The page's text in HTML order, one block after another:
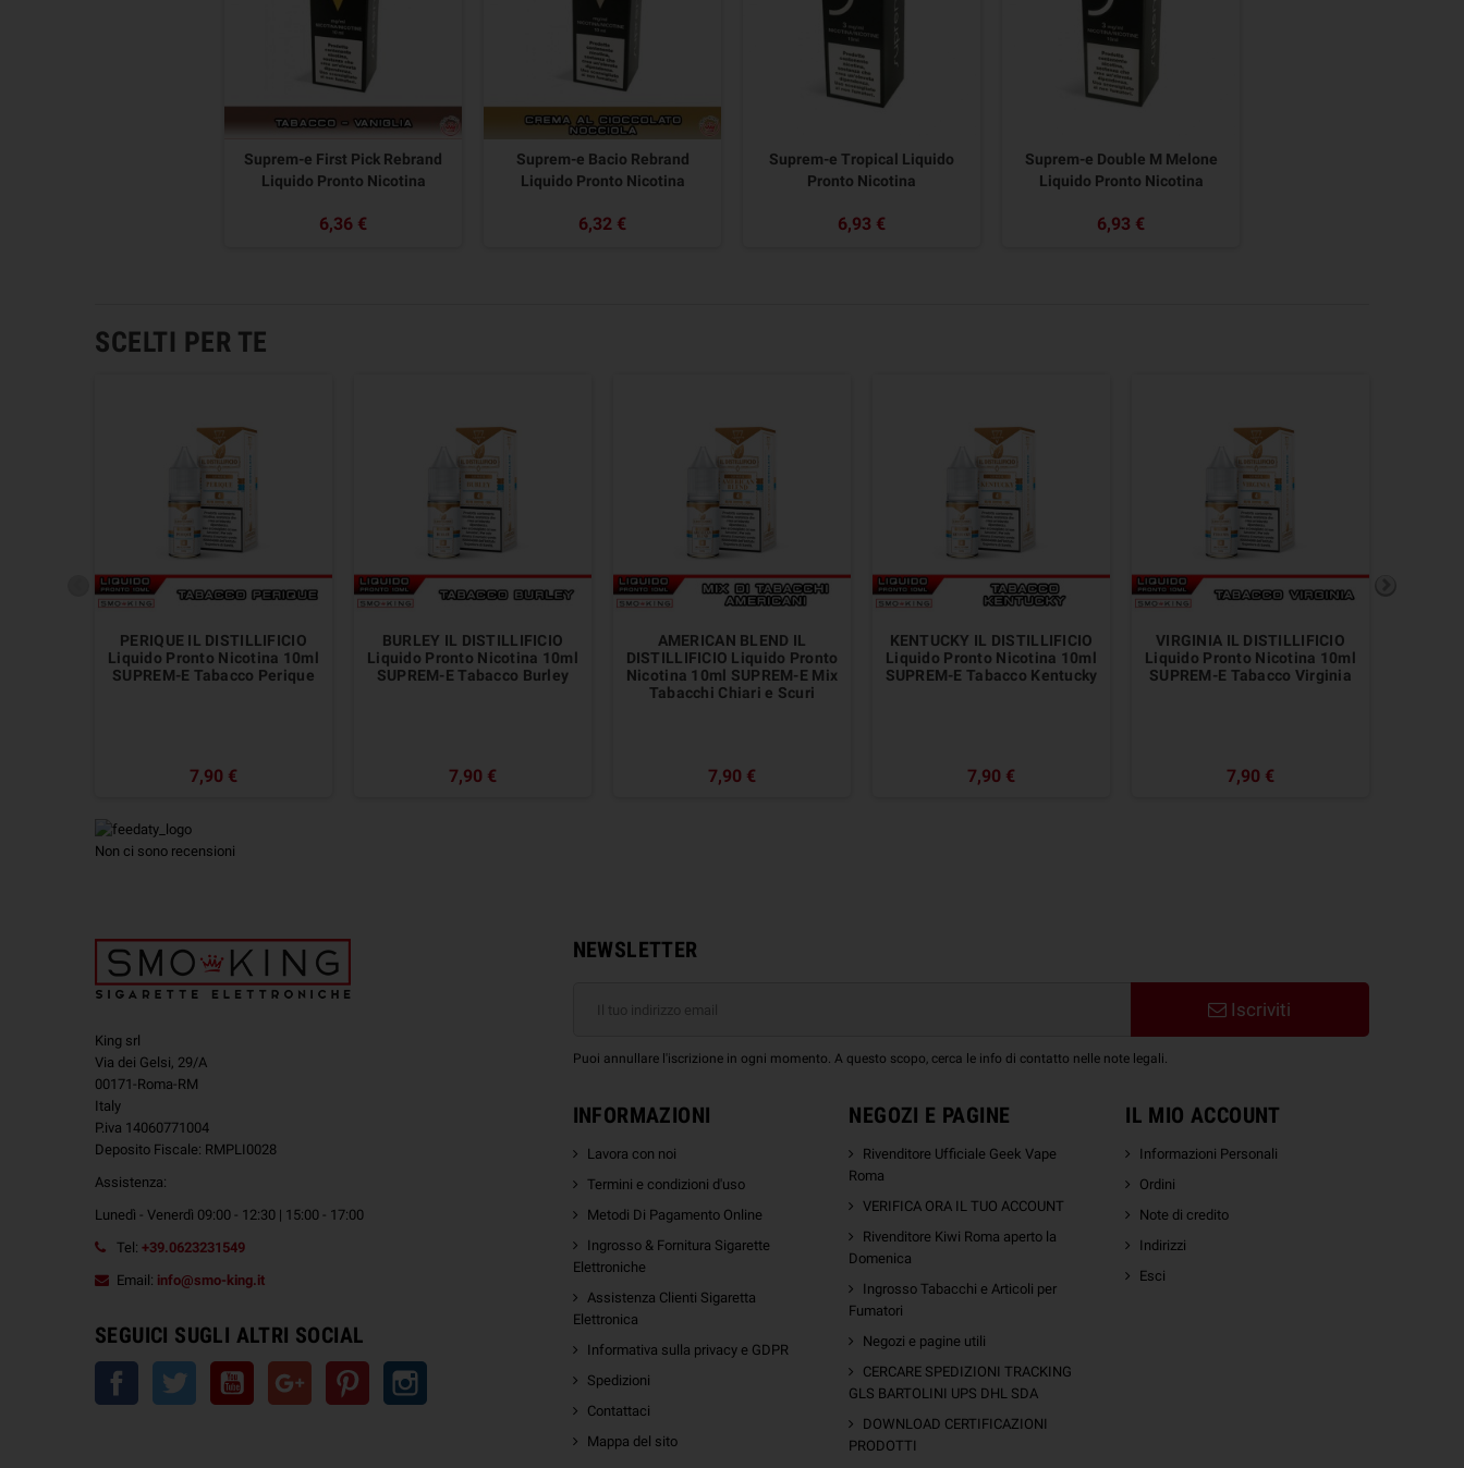
Suprem-e First Pick Rebrand
Liquido Pronto Nicotina
6,36 €
Suprem-e Bacio Rebrand
Liquido Pronto Nicotina
6,32 €
Suprem-e Tropical Liquido
Pronto Nicotina
6,93 €
Suprem-e Double M Melone
Liquido Pronto Nicotina
6,93 €
SCELTI PER TE
PERIQUE IL DISTILLIFICIO
Liquido Pronto Nicotina 10ml
SUPREM-E Tabacco Perique
7,90 €
BURLEY IL DISTILLIFICIO
Liquido Pronto Nicotina 10ml
SUPREM-E Tabacco Burley
7,90 €
AMERICAN BLEND IL
DISTILLIFICIO Liquido Pronto
Nicotina 10ml SUPREM-E Mix
Tabacchi Chiari e Scuri
7,90 €
KENTUCKY IL DISTILLIFICIO
Liquido Pronto Nicotina 10ml
SUPREM-E Tabacco Kentucky
7,90 €
VIRGINIA IL DISTILLIFICIO
Liquido Pronto Nicotina 10ml
SUPREM-E Tabacco Virginia
7,90 €
Non ci sono recensioni
King srl
Via dei Gelsi, 29/A
00171-Roma-RM
Italy
P.iva 14060771004
Deposito Fiscale: RMPLI0028
Assistenza:
Lunedì - Venerdì 09:00 - 12:30 | 15:00 - 17:00
Tel: +39.0623231549
Email: info@smo-king.it
SEGUICI SUGLI ALTRI SOCIAL
Facebook Twitter YouTube Google+ Pinterest
NEWSLETTER
Iscriviti
Puoi annullare l'iscrizione in ogni momento. A questo scopo, cerca le info di contatto nelle note legali.
INFORMAZIONI
Lavora con noi
Termini e condizioni d'uso
Metodi Di Pagamento Online
Ingrosso & Fornitura Sigarette
Elettroniche
Assistenza Clienti Sigaretta
Elettronica
Informativa sulla privacy e GDPR
Spedizioni
Contattaci
Mappa del sito
NEGOZI E PAGINE
Rivenditore Ufficiale Geek Vape
Roma
VERIFICA ORA IL TUO ACCOUNT
Rivenditore Kiwi Roma aperto la
Domenica
Ingrosso Tabacchi e Articoli per
Fumatori
Negozi e pagine utili
CERCARE SPEDIZIONI TRACKING
GLS BARTOLINI UPS DHL SDA
DOWNLOAD CERTIFICAZIONI
PRODOTTI
IL MIO ACCOUNT
Informazioni Personali
Ordini
Note di credito
Indirizzi
Esci